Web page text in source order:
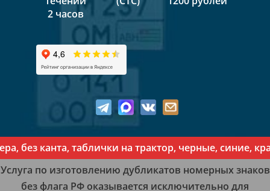
2 часов
канта, таблички на трактор, черные, синие,
Услуга по изготовлению дубликатов номерных знаков
без флага РФ оказывается исключительно для